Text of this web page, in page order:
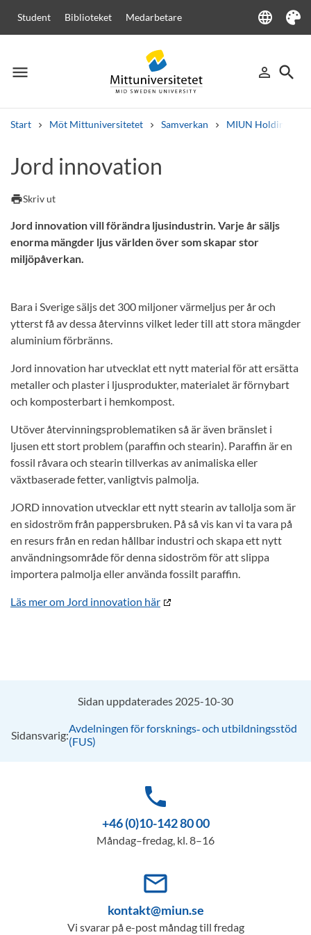
Student Biblioteket Medarbetare language
Language
Tema
menu
Meny person_outline
Logga in
search
Sök
Start Möt Mittuniversitetet Samverkan MIUN Holding
Andra söktjänster
Kurser och program
Jord innovation
printSkriv ut
Jord innovation vill förändra ljusindustrin. Varje år säljs
enorma mängder ljus världen över som skapar stor
miljöpåverkan.
Bara i Sverige säljs det 300 miljoner värmeljus per år och
ytterst få av dessa återvinns vilket leder till att stora mängder
aluminium förbränns.
Jord innovation har utvecklat ett nytt material för att ersätta
metaller och plaster i ljusprodukter, materialet är förnybart
och komposterbart i hemkompost.
Utöver återvinningsproblematiken så är även bränslet i
ljusen ett stort problem (paraffin och stearin). Paraffin är en
fossil råvara och stearin tillverkas av animaliska eller
växtbaserade fetter, vanligtvis palmolja.
JORD innovation utvecklar ett nytt stearin av tallolja som är
en sidoström från pappersbruken. På så vis kan vi ta vara på
en resurs från en redan hållbar industri och skapa ett nytt
användningsområde för denna sidoström för att slippa
importera palmolja eller använda fossilt paraffin.
Läs mer om Jord innovation här
Sidan uppdaterades 2025-10-30
Sidansvarig:Avdelningen för forsknings‑ och utbildningsstöd
(FUS)
phone
+46 (0)10-142 80 00
Måndag–fredag, kl. 8–16
mail_outline
kontakt@miun.se
Vi svarar på e-post måndag till fredag